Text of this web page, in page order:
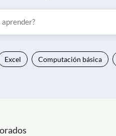
Excel Computación básica